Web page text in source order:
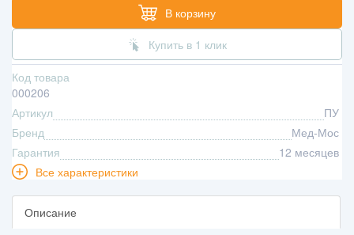
В корзину
Купить в 1 клик
Код товара
000206
Артикул
ПУ
Бренд
Мед-Мос
Гарантия
12 месяцев
Все характеристики
Описание